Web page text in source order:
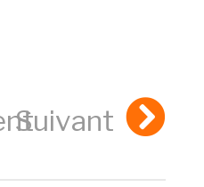
Suivant